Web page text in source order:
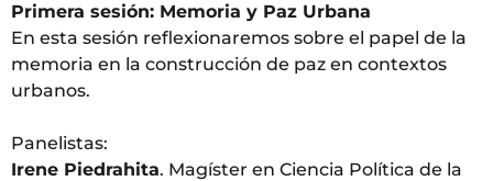
Primera sesión: Memoria y Paz Urbana
En esta sesión reflexionaremos sobre el papel de la
memoria en la construcción de paz en contextos
urbanos.
Panelistas:
Irene Piedrahita. Magíster en Ciencia Política de la